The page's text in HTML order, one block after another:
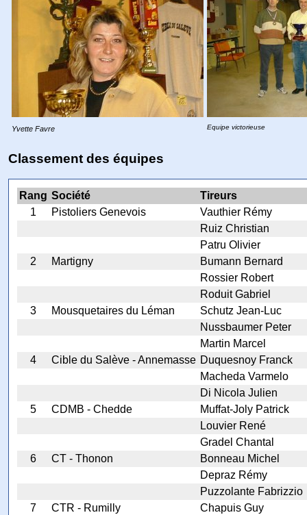
Yvette Favre Equipe victorieuse
Classement des équipes
Rang Société
Tireurs
1
Pistoliers Genevois
Vauthier Rémy
Ruiz Christian
Patru Olivier
2
Martigny
Bumann Bernard
Rossier Robert
Roduit Gabriel
3
Mousquetaires du Léman
Schutz Jean-Luc
Nussbaumer Peter
Martin Marcel
4
Cible du Salève - Annemasse Duquesnoy Franck
Macheda Varmelo
Di Nicola Julien
5
CDMB - Chedde
Muffat-Joly Patrick
Louvier René
Gradel Chantal
6
CT - Thonon
Bonneau Michel
Depraz Rémy
Puzzolante Fabrizzio
7
CTR - Rumilly
Chapuis Guy